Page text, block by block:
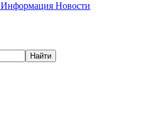
ИнформацияНовости
Найти